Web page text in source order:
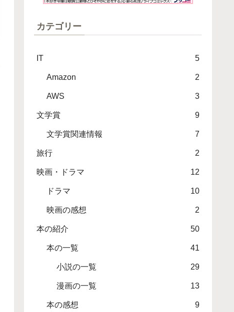
カテゴリー
IT 5
Amazon 2
AWS 3
文学賞 9
文学賞関連情報 7
旅行 2
映画・ドラマ 12
ドラマ 10
映画の感想 2
本の紹介 50
本の一覧 41
小説の一覧 29
漫画の一覧 13
本の感想 9